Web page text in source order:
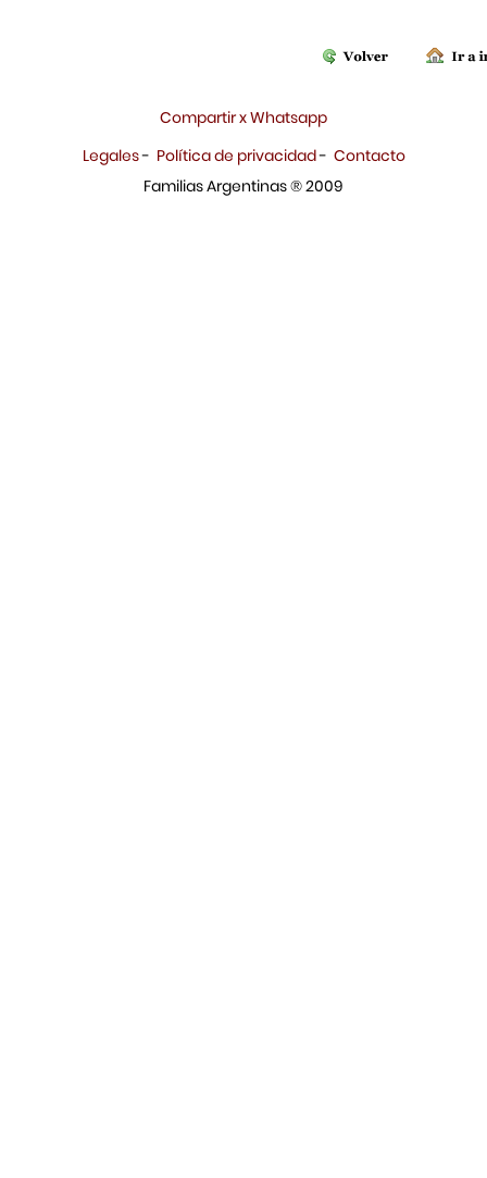
Compartir x Whatsapp
Legales- Política de privacidad- Contacto
Familias Argentinas ® 2009